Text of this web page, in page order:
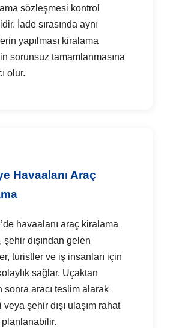
sözleşmesi kontrol
İade sırasında aynı
yapılması kiralama
sorunsuz tamamlanmasına
olur.
Havaalanı Araç
havaalanı araç kiralama
şehir dışından gelen
turistler ve iş insanları için
sağlar. Uçaktan
sonra aracı teslim alarak
şehir dışı ulaşım rahat